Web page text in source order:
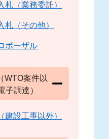
札（業務委託）
札（その他）
ポーザル
WTO案件以
子調達）
建設工事以外）